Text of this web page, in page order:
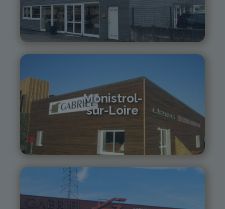
04 70 97 56 39
cusset@gabriel-sa.fr
Monistrol-
sur-Loire
monistrol@gabriel-sa.fr